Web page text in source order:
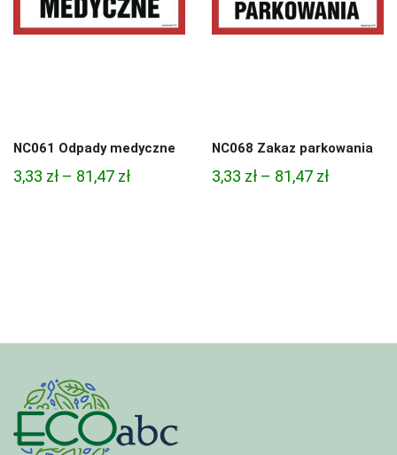
NC061 Odpady medyczne
3,33 zł – 81,47 złZakres
NC068 Zakaz parkowania
3,33 zł – 81,47 złZakres